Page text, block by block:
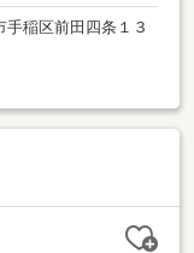
手稲区前田四条１３